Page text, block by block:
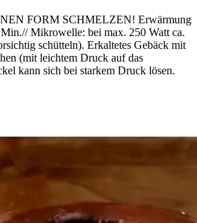
FORM SCHMELZEN! Erwärmung
Mikrowelle: bei max. 250 Watt ca.
schütteln). Erkaltetes Gebäck mit
(mit leichtem Druck auf das
kann sich bei starkem Druck lösen.